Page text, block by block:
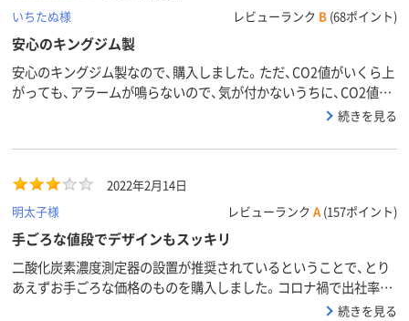
いちたぬ様
レビューランク B (68ポイント)
安心のキングジム製
安心のキングジム製なので、購入しました。ただ、CO2値がいくら上
がっても、アラームが鳴らないので、気が付かないうちに、CO2値が
あがっていることがあり、アラーム機能付きの別製品をもう一台購
使わず、PCからも独立した場所に置くためなら、USBから電源コン
phone用のものが１台あまっていたので、これを使っています。
続きを見る
2022年2月14日
明太子様
レビューランク A (157ポイント)
手ごろな値段でデザインもスッキリ
二酸化炭素濃度測定器の設置が推奨されているということで、とり
あえずお手ごろな価格のものを購入しました。コロナ禍で出社率
50％を実行中で600台の数値。100％出社だと感染リスクが大きく
続きを見る